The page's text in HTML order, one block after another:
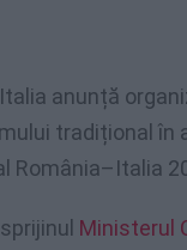
anunță
tradițional în
România–Italia
Ministerul